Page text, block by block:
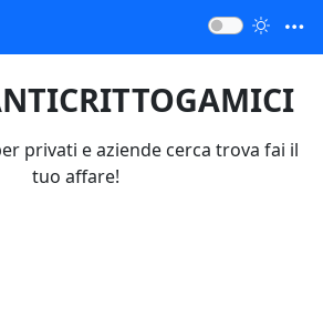
privati e aziende cerca trova fai il
tuo affare!